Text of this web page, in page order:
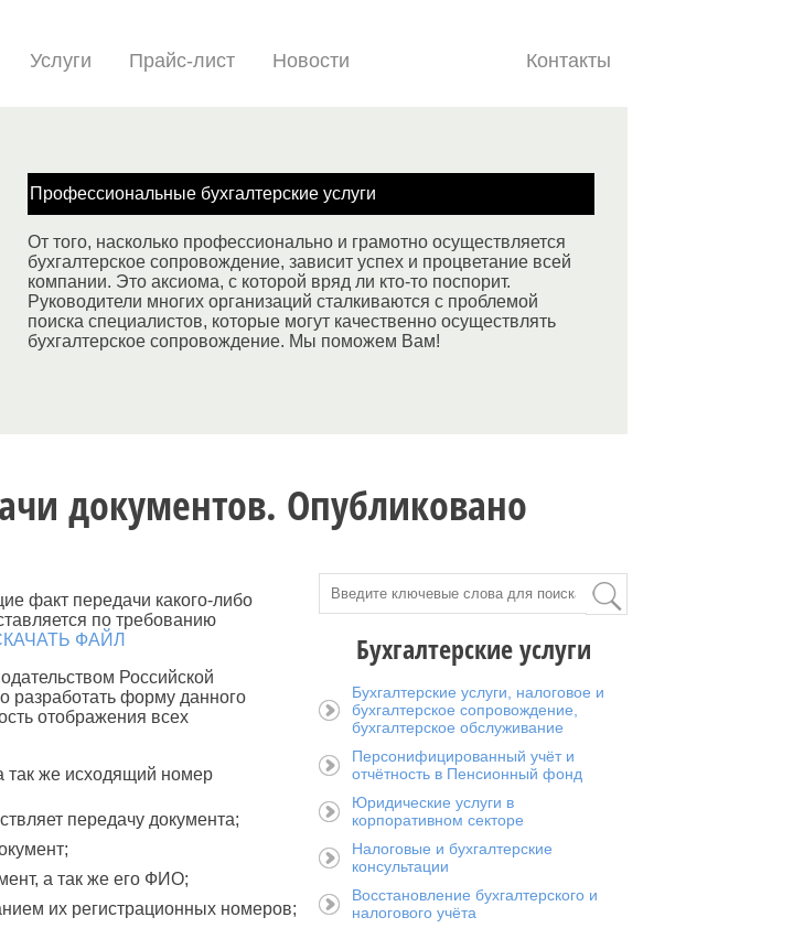
Услуги Прайс-лист Новости Контакты
Профессиональные бухгалтерские услуги
От того, насколько профессионально и грамотно осуществляется
бухгалтерское сопровождение, зависит успех и процветание всей
компании. Это аксиома, с которой вряд ли кто-то поспорит.
Руководители многих организаций сталкиваются с проблемой
поиска специалистов, которые могут качественно осуществлять
бухгалтерское сопровождение. Мы поможем Вам!
документов. Опубликовано
факт передачи какого-либо
по требованию
ФАЙЛ
Российской
форму данного
отображения всех
так же исходящий номер
передачу документа;
а так же его ФИО;
их регистрационных номеров;
Бухгалтерские услуги
Бухгалтерские услуги, налоговое и
бухгалтерское сопровождение,
бухгалтерское обслуживание
Персонифицированный учёт и
отчётность в Пенсионный фонд
Юридические услуги в
корпоративном секторе
Налоговые и бухгалтерские
консультации
Восстановление бухгалтерского и
налогового учёта